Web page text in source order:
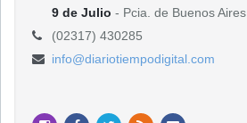
9 de Julio - Pcia. de Buenos Aires
(02317) 430285
info@diariotiempodigital.com